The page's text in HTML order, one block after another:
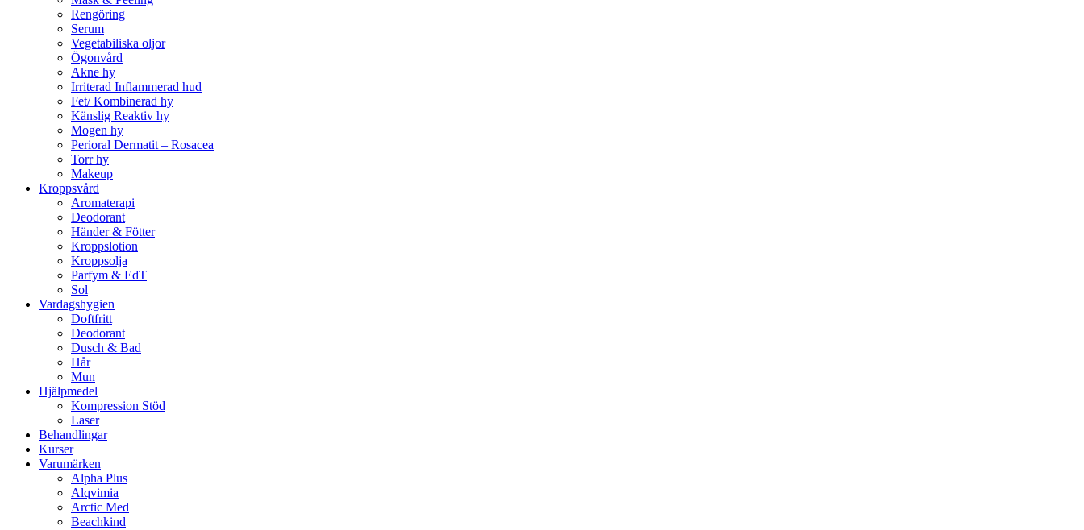
Rengöring
Serum
Vegetabiliska oljor
Ögonvård
Akne hy
Irriterad Inflammerad hud
Fet/ Kombinerad hy
Känslig Reaktiv hy
Mogen hy
Perioral Dermatit – Rosacea
Torr hy
Makeup
Kroppsvård
Aromaterapi
Deodorant
Händer & Fötter
Kroppslotion
Kroppsolja
Parfym & EdT
Sol
Vardagshygien
Doftfritt
Deodorant
Dusch & Bad
Hår
Mun
Hjälpmedel
Kompression Stöd
Laser
Behandlingar
Kurser
Varumärken
Alpha Plus
Alqvimia
Arctic Med
Beachkind